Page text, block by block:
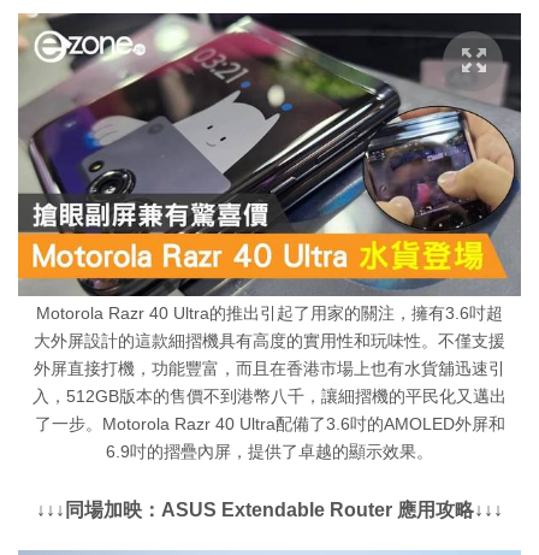
Motorola Razr 40 Ultra的推出引起了用家的關注，擁有3.6吋超
大外屏設計的這款細摺機具有高度的實用性和玩味性。不僅支援
外屏直接打機，功能豐富，而且在香港市場上也有水貨舖迅速引
入，512GB版本的售價不到港幣八千，讓細摺機的平民化又邁出
了一步。Motorola Razr 40 Ultra配備了3.6吋的AMOLED外屏和
6.9吋的摺疊內屏，提供了卓越的顯示效果。
↓↓↓同場加映：ASUS Extendable Router 應用攻略↓↓↓